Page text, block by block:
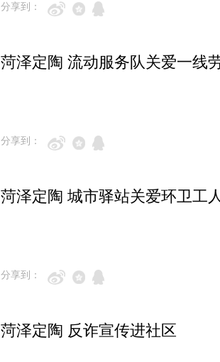
分享到：
菏泽定陶 流动服务队关爱一线
分享到：
菏泽定陶 城市驿站关爱环卫工人
分享到：
菏泽定陶 反诈宣传进社区